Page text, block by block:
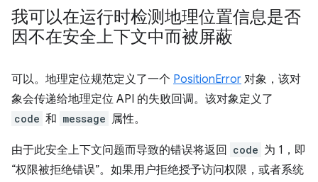
我可以在运行时检测地理位置信息是否
因不在安全上下文中而被屏蔽
可以。地理定位规范定义了一个 PositionError 对象，该对
象会传递给地理定位 API 的失败回调。该对象定义了
code 和 message 属性。
由于此安全上下文问题而导致的错误将返回 code 为 1，即
“权限被拒绝错误”。如果用户拒绝授予访问权限，或者系统